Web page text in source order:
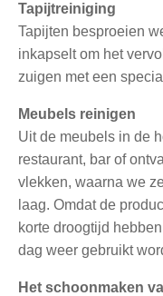
Tapijtreiniging
Tapijten besproeien
inkapselt om het
zuigen met een
Meubels reinigen
Uit de meubels in de
restaurant, bar of
vlekken, waarna we
laag. Omdat de
korte droogtijd
dag weer gebruikt
Het schoonmaken